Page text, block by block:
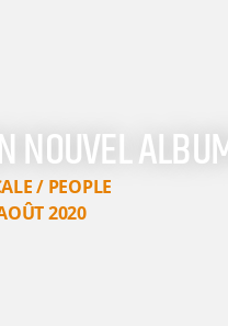
NOUVEL
/ PEOPLE
2020